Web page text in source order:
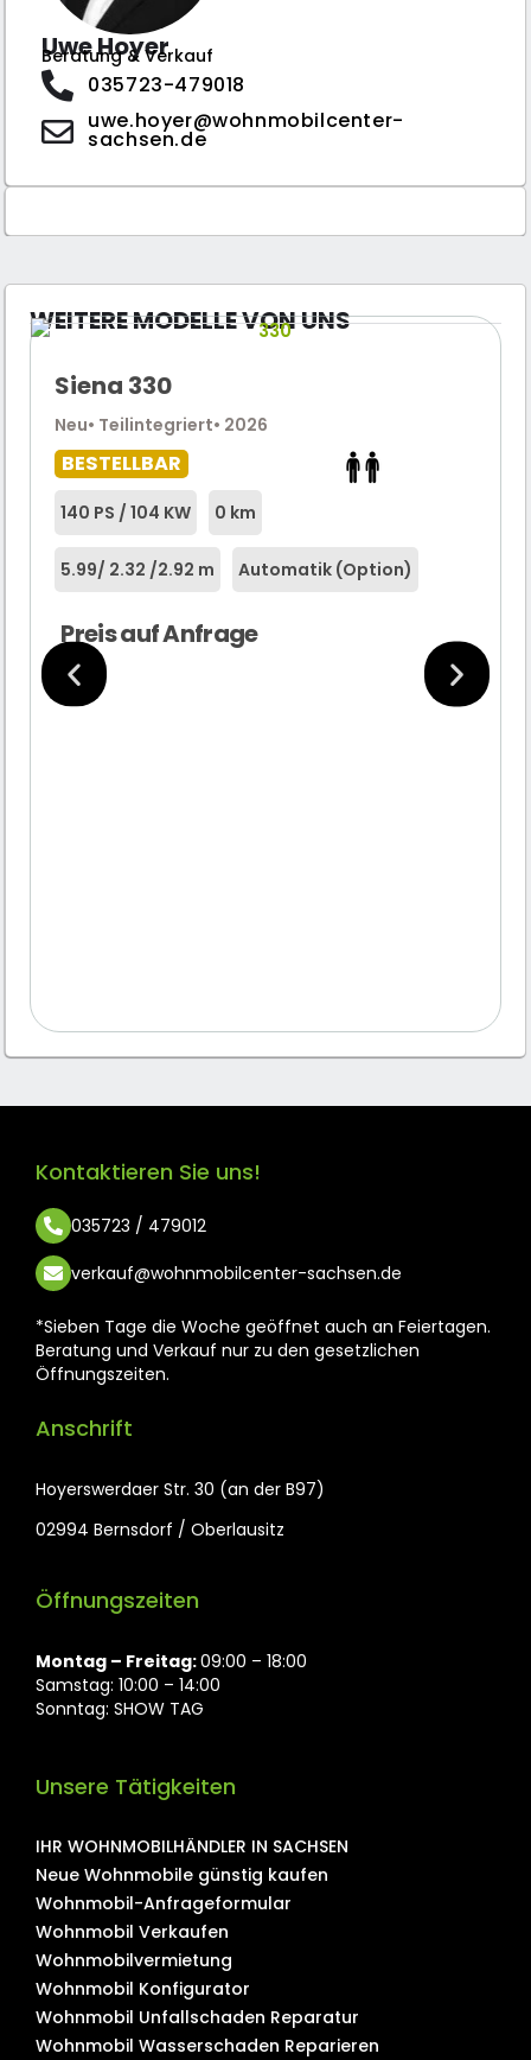
Uwe Hoyer
Beratung & Verkauf
035723-479018
uwe.hoyer@wohnmobilcenter-
sachsen.de
WEITERE MODELLE VON UNS
Siena 330
Neu• Teilintegriert• 2026
BESTELLBAR
140 PS / 104 KW 0 km
5.99/ 2.32 /2.92 m Automatik (Option)
Preis auf Anfrage
Kontaktieren Sie uns!
035723 / 479012
verkauf@wohnmobilcenter-sachsen.de
*Sieben Tage die Woche geöffnet auch an Feiertagen.
Beratung und Verkauf nur zu den gesetzlichen
Öffnungszeiten.
Anschrift
Hoyerswerdaer Str. 30 (an der B97)
02994 Bernsdorf / Oberlausitz
Öffnungszeiten
Montag ⁠– Freitag:09:00 – 18:00
Samstag: 10:00 – 14:00
Sonntag: SHOW TAG
Unsere Tätigkeiten
IHR WOHNMOBILHÄNDLER IN SACHSEN
Neue Wohnmobile günstig kaufen
Wohnmobil-Anfrageformular
Wohnmobil Verkaufen
Wohnmobilvermietung
Wohnmobil Konfigurator
Wohnmobil Unfallschaden Reparatur
Wohnmobil Wasserschaden Reparieren